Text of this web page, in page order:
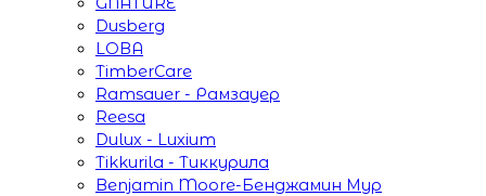
Dusberg
LOBA
TimberCare
Ramsauer - Рамзауер
Reesa
Dulux - Luxium
Tikkurila - Тиккурила
Benjamin Moore-Бенджамин Мур